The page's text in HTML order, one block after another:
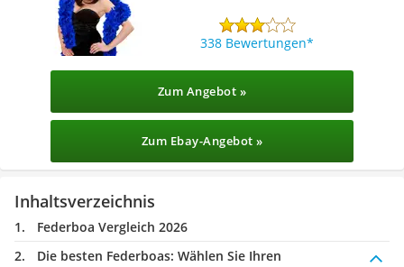
338 Bewertungen
Zum Angebot »
Zum Ebay-Angebot »
Inhaltsverzeichnis
Federboa Vergleich 2026
Die besten Federboas: Wählen Sie Ihren